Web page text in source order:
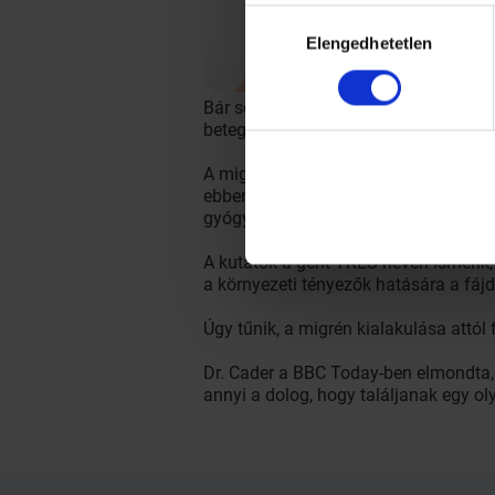
kiválasztásaElengedhetetlen
Bár sokak számára megdöbbentő,
betegség, mely hatalmas károkat
A migrén legalább egy napig fenn
ebben az esetben a látás
gyógyszer van forgalomban, ami
A kutatók a gént TRES néven
a környezeti tényezők hatására a
Úgy tűnik, a migrén kialakulása attól
Dr. Cader a BBC Today-ben
annyi a dolog, hogy találjanak egy